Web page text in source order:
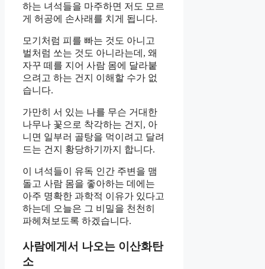
하는 녀석들을 마주하면 저도 모르
게 허공에 손사래를 치게 됩니다.
모기처럼 피를 빠는 것도 아니고
벌처럼 쏘는 것도 아니라는데, 왜
자꾸 떼를 지어 사람 몸에 달라붙
으려고 하는 건지 이해할 수가 없
습니다.
가만히 서 있는 나를 무슨 거대한
나무나 꽃으로 착각하는 건지, 아
니면 일부러 골탕을 먹이려고 달려
드는 건지 황당하기까지 합니다.
이 녀석들이 유독 인간 주변을 맴
돌고 사람 몸을 좋아하는 데에는
아주 명확한 과학적 이유가 있다고
하는데 오늘은 그 비밀을 천천히
파헤쳐보도록 하겠습니다.
사람에게서 나오는 이산화탄
소